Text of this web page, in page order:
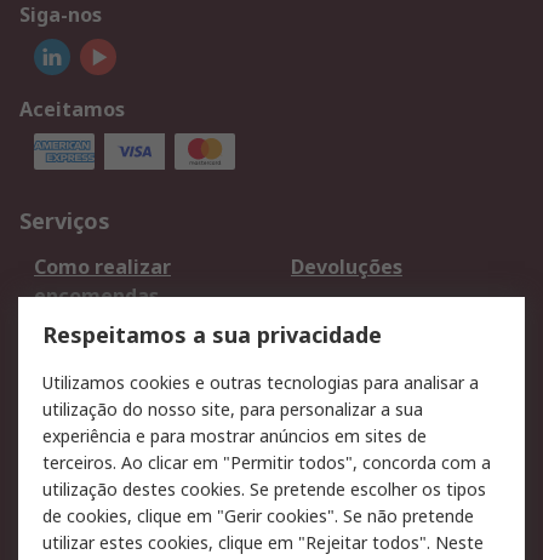
Siga-nos
Aceitamos
Serviços
Como realizar
encomendas
Devoluções
Formas de entrega
Qualidade e ambiente
Pagamento e
faturação
Legal
Aviso legal
Política de cookies
Respeitamos a sua privacidade
Utilizamos cookies e outras tecnologias para analisar a
utilização do nosso site, para personalizar a sua
experiência e para mostrar anúncios em sites de
terceiros. Ao clicar em "Permitir todos", concorda com a
utilização destes cookies. Se pretende escolher os tipos
de cookies, clique em "Gerir cookies". Se não pretende
utilizar estes cookies, clique em "Rejeitar todos". Neste